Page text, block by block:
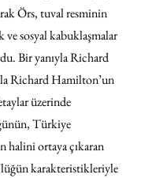
Örs, tuval resminin
ve sosyal kabuklaşmalar
Bir yanıyla Richard
Richard Hamilton’un
üzerinde
Türkiye
halini ortaya çıkaran
karakteristikleriyle